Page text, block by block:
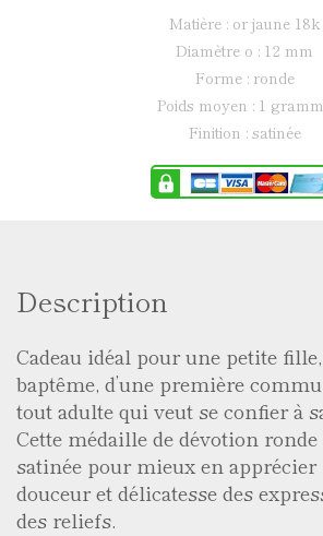
matière : or jaune 18k
diamètre ø : 12 mm
forme : ronde
poids moyen : 1
finition : satinée
Description
Cadeau idéal pour une petite
baptême, d’une première
tout adulte qui veut se confier à
Cette médaille de dévotion
satinée pour mieux en apprécier
douceur et délicatesse des
des reliefs.